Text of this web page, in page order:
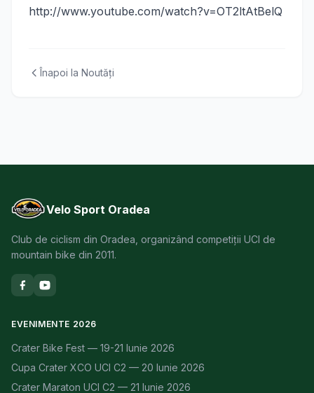
http://www.youtube.com/watch?v=OT2ltAtBelQ
Înapoi la Noutăți
Velo Sport Oradea
Club de ciclism din Oradea, organizând competiții UCI de
mountain bike din 2011.
EVENIMENTE 2026
Crater Bike Fest — 19-21 Iunie 2026
Cupa Crater XCO UCI C2 — 20 Iunie 2026
Crater Maraton UCI C2 — 21 Iunie 2026